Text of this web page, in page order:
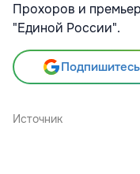
Прохоров и
"Единой России".
Источник